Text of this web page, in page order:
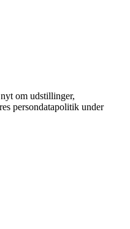
om udstillinger,
persondatapolitik under